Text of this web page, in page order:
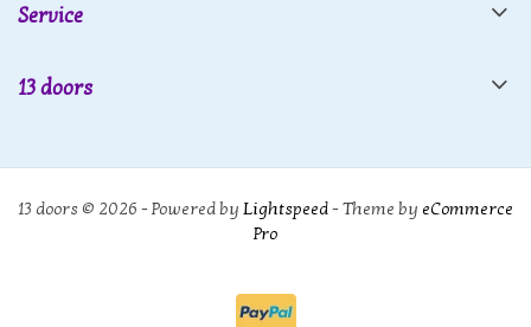
Service
13 doors
13 doors © 2026 - Powered by Lightspeed- Theme by eCommerce
Pro